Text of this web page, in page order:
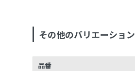
その他のバリエーション
品番